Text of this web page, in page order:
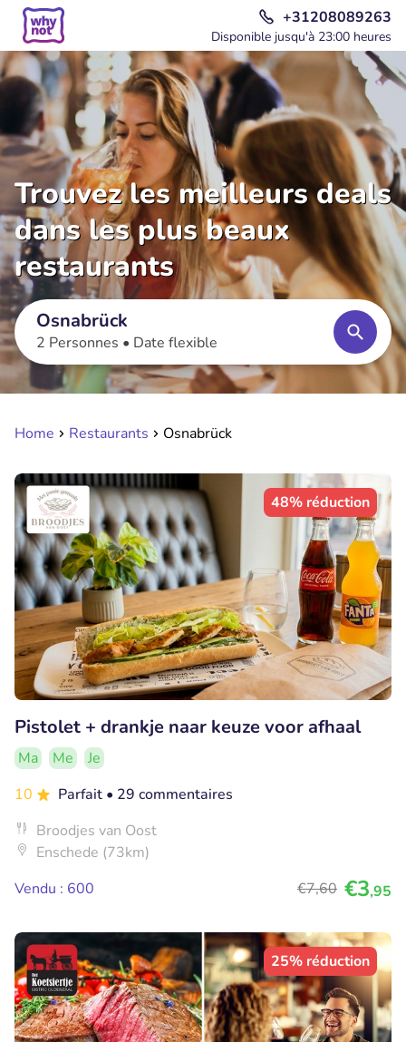
+31208089263
Disponible jusqu'à 23:00 heures
Trouvez les meilleurs deals
dans les plus beaux
restaurants
Osnabrück
2 Personnes • Date flexible
Home Restaurants Osnabrück
48% réduction
Pistolet + drankje naar keuze voor afhaal
Ma Me
Je
10
Parfait • 29 commentaires
Broodjes van Oost
Enschede (73km)
Vendu : 600
€7,60 €3,95
25% réduction